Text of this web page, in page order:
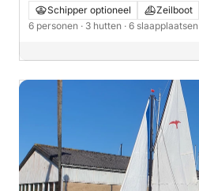
Schipper optioneel
Zeilboot
6 personen · 3 hutten · 6 slaapplaatsen